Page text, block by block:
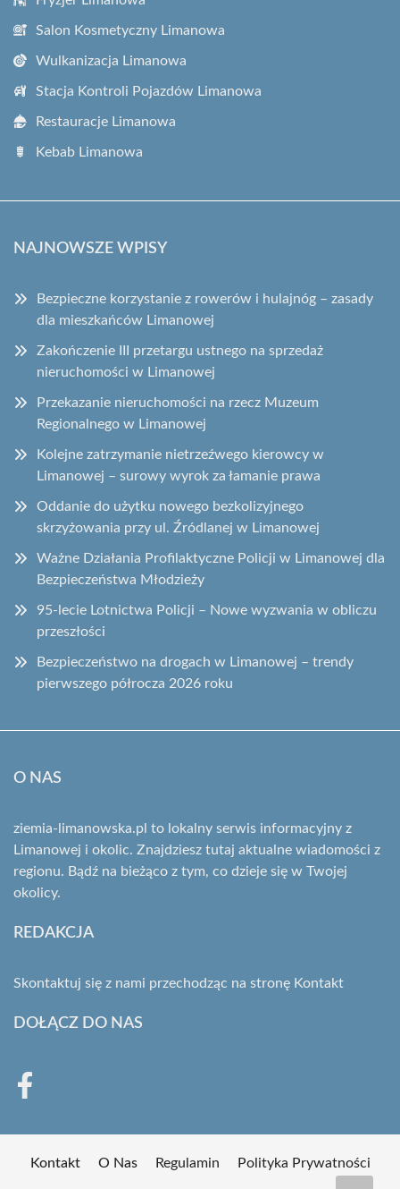
Salon Kosmetyczny Limanowa
Wulkanizacja Limanowa
Stacja Kontroli Pojazdów Limanowa
Restauracje Limanowa
Kebab Limanowa
NAJNOWSZE WPISY
Bezpieczne korzystanie z rowerów i hulajnóg – zasady
dla mieszkańców Limanowej
Zakończenie III przetargu ustnego na sprzedaż
nieruchomości w Limanowej
Przekazanie nieruchomości na rzecz Muzeum
Regionalnego w Limanowej
Kolejne zatrzymanie nietrzeźwego kierowcy w
Limanowej – surowy wyrok za łamanie prawa
Oddanie do użytku nowego bezkolizyjnego
skrzyżowania przy ul. Źródlanej w Limanowej
Ważne Działania Profilaktyczne Policji w Limanowej dla
Bezpieczeństwa Młodzieży
95-lecie Lotnictwa Policji – Nowe wyzwania w obliczu
przeszłości
Bezpieczeństwo na drogach w Limanowej – trendy
pierwszego półrocza 2026 roku
O NAS
ziemia-limanowska.pl to lokalny serwis informacyjny z
Limanowej i okolic. Znajdziesz tutaj aktualne wiadomości z
regionu. Bądź na bieżąco z tym, co dzieje się w Twojej
okolicy.
REDAKCJA
Skontaktuj się z nami przechodząc na stronę Kontakt
DOŁĄCZ DO NAS
Kontakt O Nas Regulamin Polityka Prywatności